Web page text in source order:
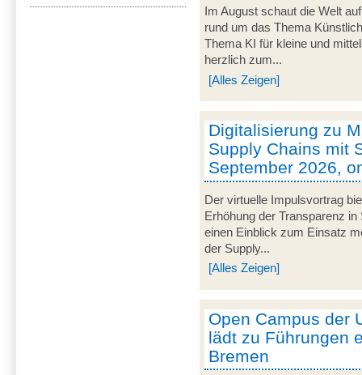
Im August schaut die Welt
rund um das Thema
Thema KI für kleine und
herzlich zum...
[Alles Zeigen]
Digitalisierung zu
Supply Chains mit
September 2026,
Der virtuelle Impulsvortrag
Erhöhung der Transparenz
einen Einblick zum Einsatz
der Supply...
[Alles Zeigen]
Open Campus der
lädt zu Führungen
Bremen